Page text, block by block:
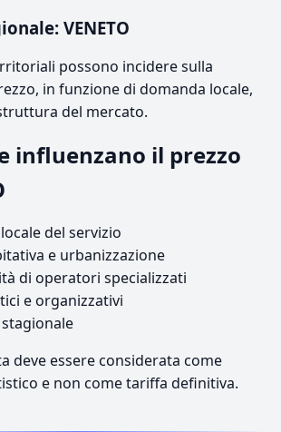
VENETO
possono incidere sulla
in funzione di domanda locale,
del mercato.
influenzano il prezzo
del servizio
e urbanizzazione
di operatori specializzati
e organizzativi
deve essere considerata come
e non come tariffa definitiva.